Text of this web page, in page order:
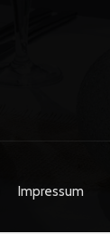
Impressum